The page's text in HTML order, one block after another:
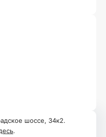
шоссе, 34к2.
.